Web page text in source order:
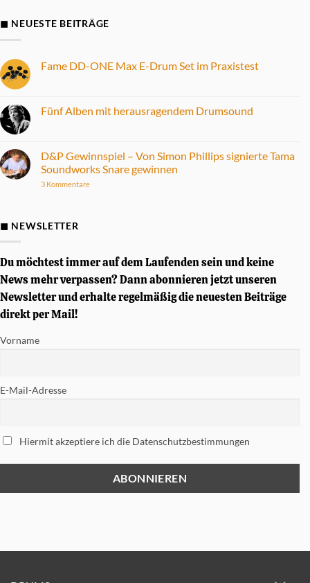
◼ NEUESTE BEITRÄGE
Fame DD-ONE Max E-Drum Set im Praxistest
Fame
DD-
Drum
Set
im
Fünf Alben mit herausragendem Drumsound
Fünf
Alben
mit
Drumsound
D&P Gewinnspiel – Von Simon Phillips signierte Tama
Soundworks Snare gewinnen
3 Kommentarezu
Soundworks
gewinnen
◼ NEWSLETTER
Du möchtest immer auf dem Laufenden sein und keine
News mehr verpassen? Dann abonnieren jetzt unseren
Newsletter und erhalte regelmäßig die neuesten Beiträge
direkt per Mail!
Vorname
E-Mail-Adresse
Hiermit akzeptiere ich die Datenschutzbestimmungen